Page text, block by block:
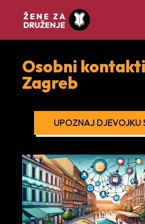
Osobni kontakti
Zagreb
UPOZNAJ DJEVOJKU